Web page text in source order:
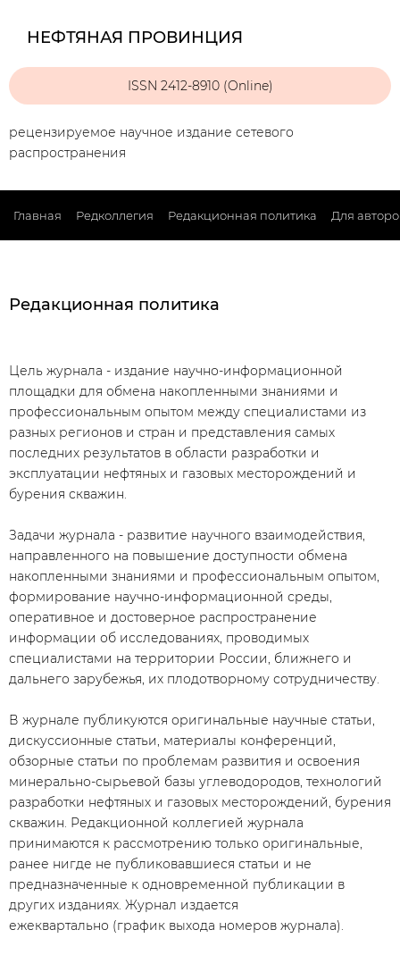
НЕФТЯНАЯ ПРОВИНЦИЯ
ISSN 2412-8910 (Online)
рецензируемое научное издание сетевого
распространения
Главная Редколлегия Редакционная политика Для
Редакционная политика
Цель журнала - издание научно-информационной
площадки для обмена накопленными знаниями и
профессиональным опытом между специалистами из
разных регионов и стран и представления самых
последних результатов в области разработки и
эксплуатации нефтяных и газовых месторождений и
бурения скважин.
Задачи журнала - развитие научного взаимодействия,
направленного на повышение доступности обмена
накопленными знаниями и профессиональным опытом,
формирование научно-информационной среды,
оперативное и достоверное распространение
информации об исследованиях, проводимых
специалистами на территории России, ближнего и
дальнего зарубежья, их плодотворному сотрудничеству.
​В журнале публикуются оригинальные научные статьи,
дискуссионные статьи, материалы конференций,
обзорные статьи по проблемам развития и освоения
минерально-сырьевой базы углеводородов, технологий
разработки нефтяных и газовых месторождений, бурения
скважин. Редакционной коллегией журнала
принимаются к рассмотрению только оригинальные,
ранее нигде не публиковавшиеся статьи и не
предназначенные к одновременной публикации в
других изданиях. Журнал издается
ежеквартально (график выхода номеров журнала).